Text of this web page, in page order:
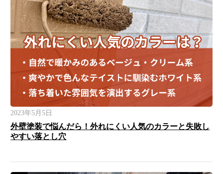
2023年5月5日
外壁塗装で悩んだら！外れにくい人気のカラーと失敗し
やすい落とし穴